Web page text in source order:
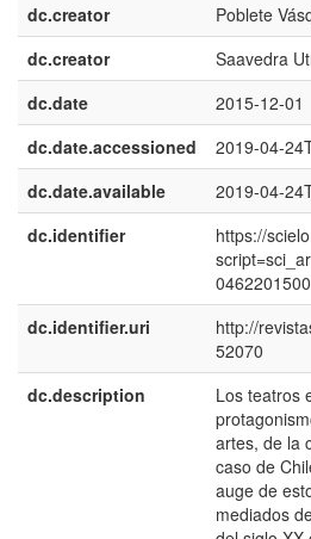
dc.creator
Poblete
dc.creator
Saavedra
dc.date
2015-12-01
dc.date.accessioned
2019-04-
dc.date.available
2019-04-
dc.identifier
https://
dc.identifier.uri
http://
52070
dc.description
Los teatros
artes, de la
caso de
auge de
mediados